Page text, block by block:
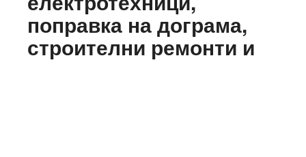
поправка на дограма,
строителни ремонти и